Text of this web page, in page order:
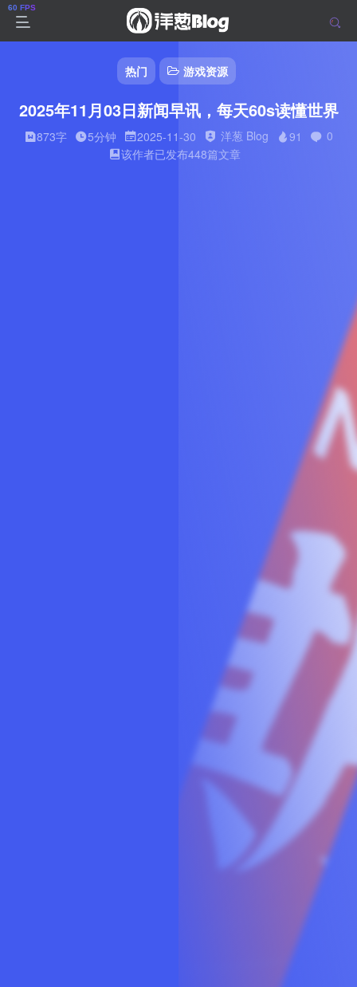
热门 游戏资源
2025年11月03日新闻早讯，每天60s读懂世界
873字 5分钟 2025-11-30 洋葱 Blog 91
0
该作者已发布448篇文章